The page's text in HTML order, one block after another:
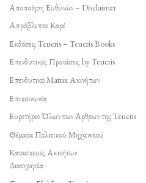
Αποποίηση Ευθυνών – Disclaimer
Απρόβλεπτο Καρέ
Εκδόσεις Teucris – Teucris Books
Επενδυτικές Προτάσεις by Teucris
Επενδυτικό Matrix Ακινήτων
Επικοινωνία
Ευρετήριο Όλων των Άρθρων της Teucris
Θέματα Πολιτικού Μηχανικού
Κατασκευές Ακινήτων
Διατηρητέα